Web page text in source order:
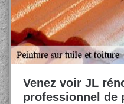
Venez voir JL
professionnel de